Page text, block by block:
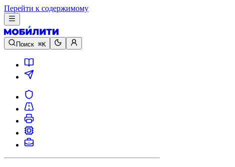
Перейти к содержимому
Поиск ⌘K